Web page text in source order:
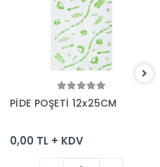
Sepete Ekle
PİDE POŞETİ 12x25CM
0,00 TL + KDV